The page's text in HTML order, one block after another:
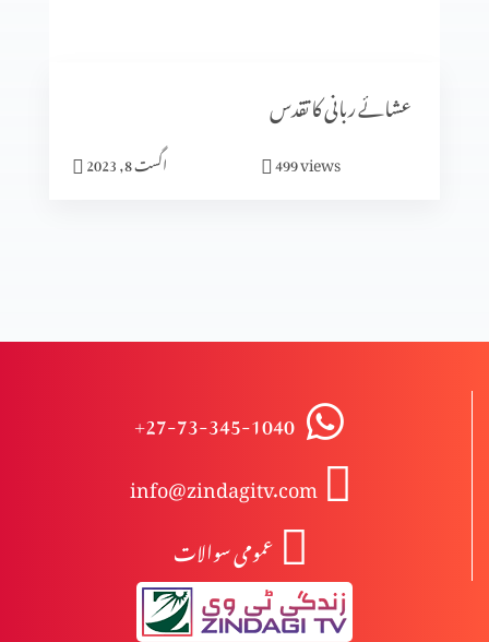
عشاء ربانی
الفا اور اومیگا
راستباز ہونے کے لیے ہوش میں آؤ
عشائے ربانی کا تقدس
اگست 8, 2023 499views
+27-73-345-1040
info@zindagitv.com
عمومی سوالات